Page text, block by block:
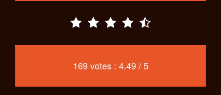
169 votes : 4.49 / 5